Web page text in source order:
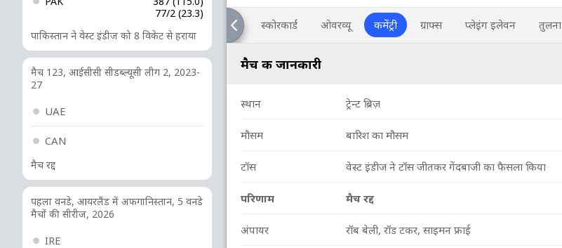
77/2 (23.3)
पाकिस्तान ने वेस्ट इंडीज को 8 विकेट से हराया
मैच 123, आईसीसी सीडब्ल्यूसी लीग 2, 2023-
27
UAE
CAN
मैच रद्द
पहला वनडे, आयरलैंड में अफगानिस्तान, 5 वनडे
मैचों की सीरीज, 2026
IRE
स्कोरकार्ड ओवरव्यू कमेंट्री ग्राफ्स प्लेइंग इलेवन तुलना
मैच की जानकारी
स्थान ट्रेन्ट ब्रिज़
मौसम बारिश का मौसम
टॉस वेस्ट इंडीज ने टॉस जीतकर गेंदबाजी का फैसला किया
परिणाम मैच रद्द
अंपायर रॉब बेली, रॉड टकर, साइमन फ्राई